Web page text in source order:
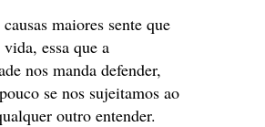
maiores sente que
essa que a
nos manda defender,
se nos sujeitamos ao
outro entender.